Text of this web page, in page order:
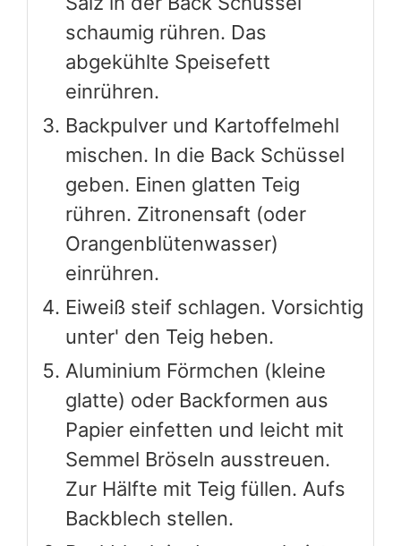
schaumig rühren. Das
abgekühlte Speisefett
einrühren.
Backpulver und Kartoffelmehl
mischen. In die Back Schüssel
geben. Einen glatten Teig
rühren. Zitronensaft (oder
Orangenblütenwasser)
einrühren.
Eiweiß steif schlagen. Vorsichtig
unter' den Teig heben.
Aluminium Förmchen (kleine
glatte) oder Backformen aus
Papier einfetten und leicht mit
Semmel Bröseln ausstreuen.
Zur Hälfte mit Teig füllen. Aufs
Backblech stellen.